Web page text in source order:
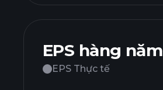
EPS hàng năm
EPS Thực tế